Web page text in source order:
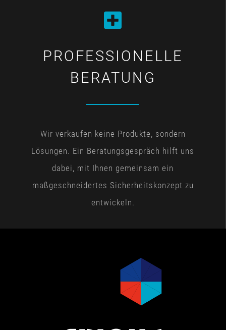
PROFESSIONELLE
BERATUNG
Wir verkaufen keine Produkte, sondern
Lösungen. Ein Beratungsgespräch hilft uns
dabei, mit Ihnen gemeinsam ein
maßgeschneidertes Sicherheitskonzept zu
entwickeln.